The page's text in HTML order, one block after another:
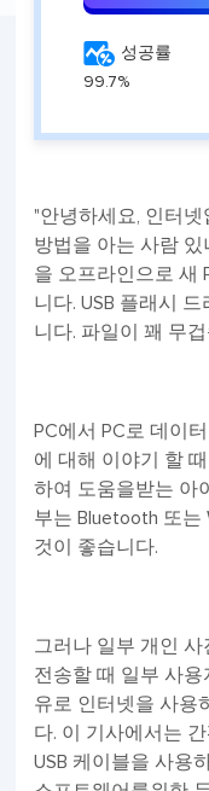
 성공률
99.7%
"안녕하세요, 인터
방법을 아는 사람
을 오프라인으로 새
니다. USB 플래시
니다. 파일이 꽤 무
PC에서 PC로 데이
에 대해 이야기 할
하여 도움을받는 아
부는 Bluetooth 또는
것이 좋습니다.
그러나 일부 개인
전송할 때 일부 사용
유로 인터넷을 사용
다. 이 기사에서는
USB 케이블을 사용